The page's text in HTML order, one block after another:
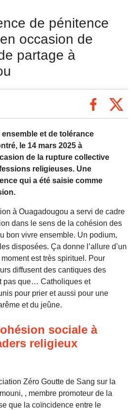
de pénitence
occasion de
partage à
et de tolérance
le 14 mars 2025 à
de la rupture collective
religieuses. Une
qui a été saisie comme
à Ouagadougou a servi de cadre
dans le sens de la cohésion des
bon vivre ensemble. Un podium,
disposées. Ça donne l’allure d’un
est très spirituel. Pour
diffusent des cantiques des
pas que… Catholiques et
pour prier et aussi pour une
et du jeûne.
sociale à
religieux
Zéro Goutte de Sang sur la
, membre promoteur de la
que la coïncidence entre le